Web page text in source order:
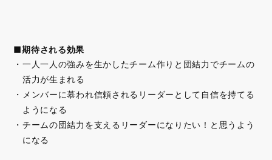
■期待される効果
一人一人の強みを生かしたチーム作りと団結力でチームの
活力が生まれる
メンバーに慕われ信頼されるリーダーとして自信を持てる
ようになる
チームの団結力を支えるリーダーになりたい！と思うよう
になる